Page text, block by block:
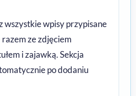
wszystkie wpisy przypisane
ze zdjęciem
i zajawką. Sekcja
po dodaniu